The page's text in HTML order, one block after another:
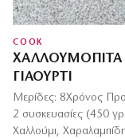
COOK
ΓΙΑΟΎΡΤΙ
Μερίδες: 8Χρόνος
2 συσκευασίες (450
Χαλλούμι,